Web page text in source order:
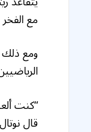
مع
الرياضيين
“كنت
قال